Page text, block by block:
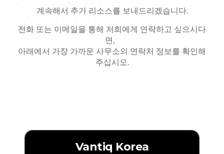
산업
파트너
계속해서 추가 리소스를 보내드리겠습니다.
전화 또는 이메일을 통해 저희에게 연락하고 싶으시다
면,
아래에서 가장 가까운 사무소의 연락처 정보를 확인해
주십시오.
Vantiq Korea